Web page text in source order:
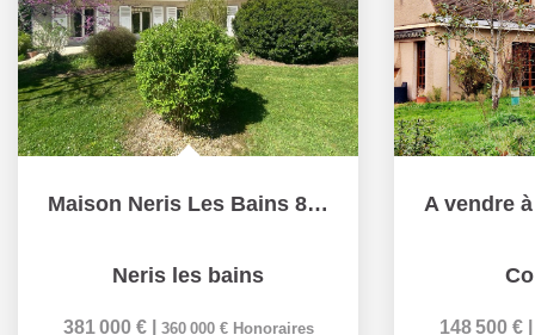
Maison Neris Les Bains 8 pièce(s) 310 m2 habitable +...
Neris les bains
381 000 € 360 000 € Honoraires
148 500 €